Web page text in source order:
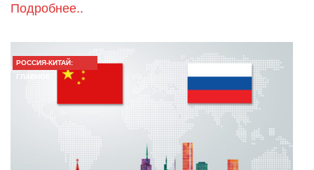
Подробнее..
РОССИЯ-КИТАЙ:
ГЛАВНОЕ